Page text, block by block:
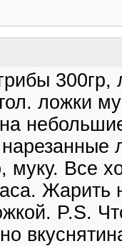
ложки
муку. Все
Жарить
P.S.